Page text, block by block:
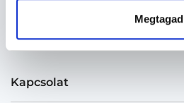
Megtagad
Kapcsolat